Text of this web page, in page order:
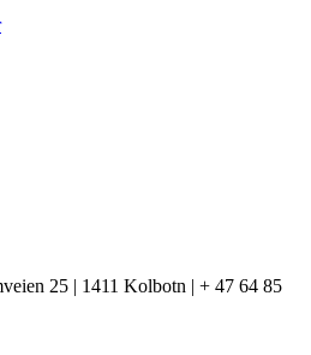
25 | 1411 Kolbotn | + 47 64 85